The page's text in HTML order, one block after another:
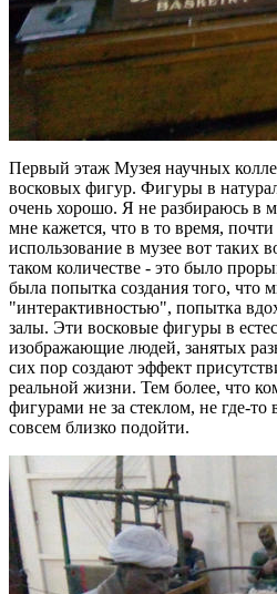
Первый этаж Музея научных
восковых фигур. Фигуры в
очень хорошо. Я не разбираюсь в
мне кажется, что в то время, почти
использование в музее вот таких
таком количестве - это было
была попытка создания того, что
"интерактивностью", попытка
залы. Эти восковые фигуры в
изображающие людей, занятых
сих пор создают эффект
реальной жизни. Тем более, что
фигурами не за стеклом, не где-
совсем близко подойти.